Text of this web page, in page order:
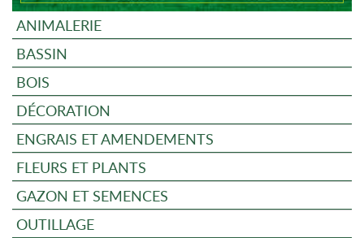
ANIMALERIE
BASSIN
BOIS
DÉCORATION
ENGRAIS ET AMENDEMENTS
FLEURS ET PLANTS
GAZON ET SEMENCES
OUTILLAGE